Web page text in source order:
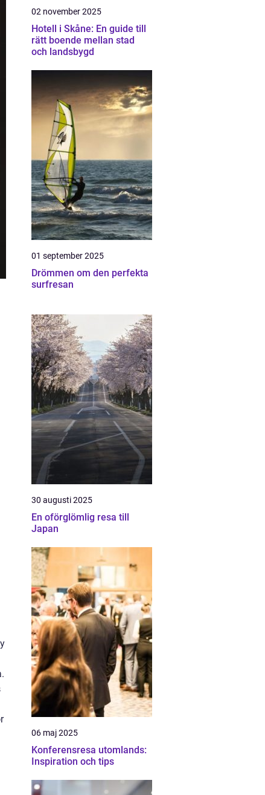
02 november 2025
Hotell i Skåne: En guide till
rätt boende mellan stad
och landsbygd
01 september 2025
Drömmen om den perfekta
surfresan
30 augusti 2025
En oförglömlig resa till
Japan
06 maj 2025
Konferensresa utomlands:
Inspiration och tips